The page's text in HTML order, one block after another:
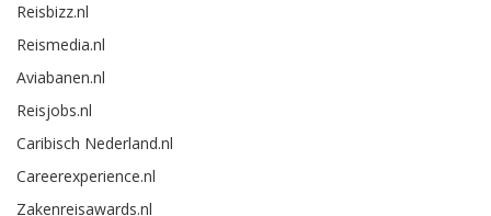
Reisbizz.nl
Reismedia.nl
Aviabanen.nl
Reisjobs.nl
Caribisch Nederland.nl
Careerexperience.nl
Zakenreisawards.nl